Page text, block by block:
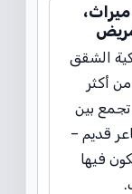
مريض
الشقق
أكثر
تجمع بين
قديم –
فيها